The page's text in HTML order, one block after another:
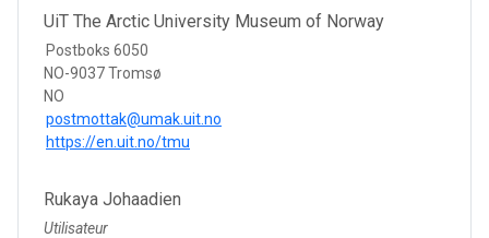
UiT The Arctic University Museum of Norway
Postboks 6050
NO-9037 Tromsø
NO
postmottak@umak.uit.no
https://en.uit.no/tmu
Rukaya Johaadien
Utilisateur